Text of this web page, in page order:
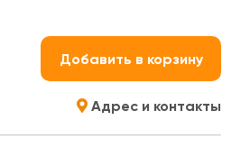
Добавить в корзину
Адрес и контакты